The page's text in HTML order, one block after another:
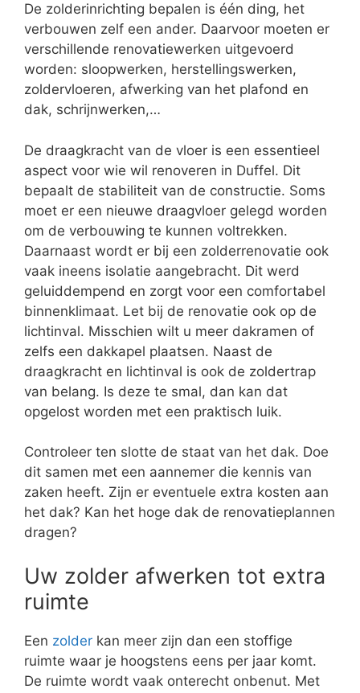
De zolderinrichting bepalen is één ding, het
verbouwen zelf een ander. Daarvoor moeten er
verschillende renovatiewerken uitgevoerd
worden: sloopwerken, herstellingswerken,
zoldervloeren, afwerking van het plafond en
dak, schrijnwerken,…
De draagkracht van de vloer is een essentieel
aspect voor wie wil renoveren in Duffel. Dit
bepaalt de stabiliteit van de constructie. Soms
moet er een nieuwe draagvloer gelegd worden
om de verbouwing te kunnen voltrekken.
Daarnaast wordt er bij een zolderrenovatie ook
vaak ineens isolatie aangebracht. Dit werd
geluiddempend en zorgt voor een comfortabel
binnenklimaat. Let bij de renovatie ook op de
lichtinval. Misschien wilt u meer dakramen of
zelfs een dakkapel plaatsen. Naast de
draagkracht en lichtinval is ook de zoldertrap
van belang. Is deze te smal, dan kan dat
opgelost worden met een praktisch luik.
Controleer ten slotte de staat van het dak. Doe
dit samen met een aannemer die kennis van
zaken heeft. Zijn er eventuele extra kosten aan
het dak? Kan het hoge dak de renovatieplannen
dragen?
Uw zolder afwerken tot extra
ruimte
Een zolder kan meer zijn dan een stoffige
ruimte waar je hoogstens eens per jaar komt.
De ruimte wordt vaak onterecht onbenut. Met